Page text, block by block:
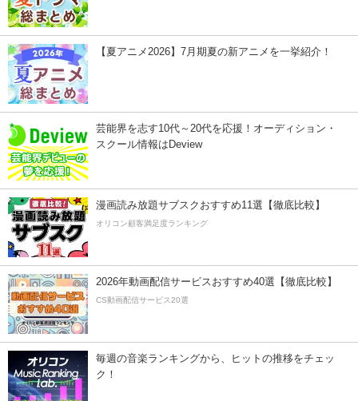
【夏アニメ2026】7月期夏の新アニメを一挙紹介！
芸能界を志す10代～20代を応援！オーディション・
スクール情報はDeview
漫画読み放題サブスクおすすめ11選【徹底比較】
オリコン顧客満足度ランキング
2026年動画配信サービスおすすめ40選【徹底比較】
CS動画配信サービス20選
毎週の音楽ランキングから、ヒットの推移をチェッ
ク！